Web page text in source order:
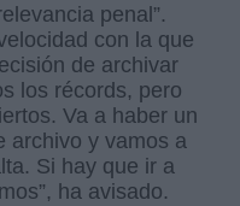
penal”.
con la que
de archivar
los récords, pero
Va a haber un
archivo y vamos a
Si hay que ir a
ha avisado.